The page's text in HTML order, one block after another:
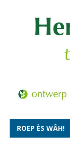
ROEP ÈS WÂH!